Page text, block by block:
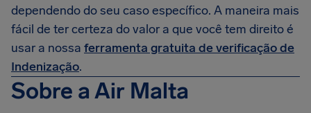
dependendo do seu caso específico. A maneira mais
fácil de ter certeza do valor a que você tem direito é
usar a nossa ferramenta gratuita de verificação de
Indenização.
Sobre a Air Malta